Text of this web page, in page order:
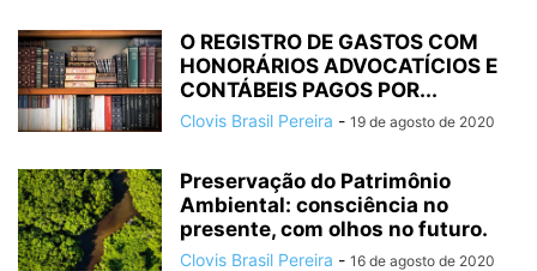
O REGISTRO DE GASTOS COM
HONORÁRIOS ADVOCATÍCIOS E
CONTÁBEIS PAGOS POR...
Clovis Brasil Pereira - 19 de agosto de 2020
Preservação do Patrimônio
Ambiental: consciência no
presente, com olhos no futuro.
Clovis Brasil Pereira - 16 de agosto de 2020